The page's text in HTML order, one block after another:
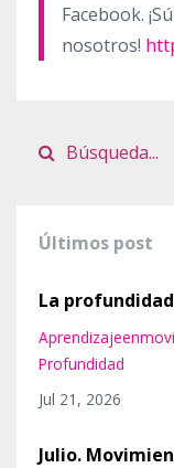
Facebook.
nosotros!
Últimos post
La
Profundidad
Jul 21, 2026
Julio.